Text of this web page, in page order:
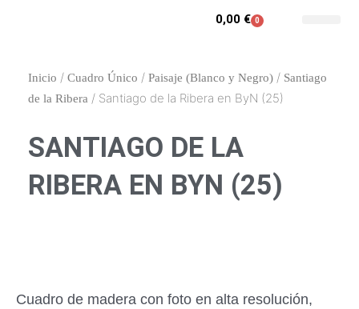
0,00 € 0
Carrito
Inicio / Cuadro Único / Paisaje (Blanco y Negro) / Santiago
de la Ribera / Santiago de la Ribera en ByN (25)
SANTIAGO DE LA
RIBERA EN BYN (25)
Cuadro de madera con foto en alta resolución,